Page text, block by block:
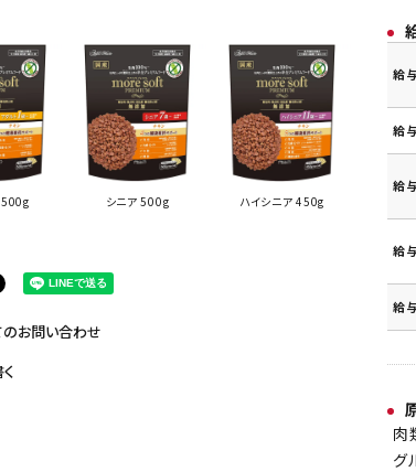
500g シニア 500g ハイシニア 450g
お問い合わせ
給
給
給
給
給
肉
グ